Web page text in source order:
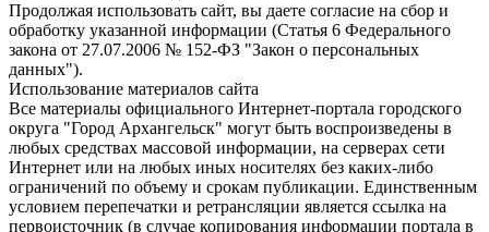
Продолжая использовать сайт, вы даете согласие на сбор и
обработку указанной информации (Статья 6 Федерального
закона от 27.07.2006 № 152-ФЗ "Закон о персональных
данных").
Использование материалов сайта
Все материалы официального Интернет-портала городского
округа "Город Архангельск" могут быть воспроизведены в
любых средствах массовой информации, на серверах сети
Интернет или на любых иных носителях без каких-либо
ограничений по объему и срокам публикации. Единственным
условием перепечатки и ретрансляции является ссылка на
первоисточник (в случае копирования информации портала в